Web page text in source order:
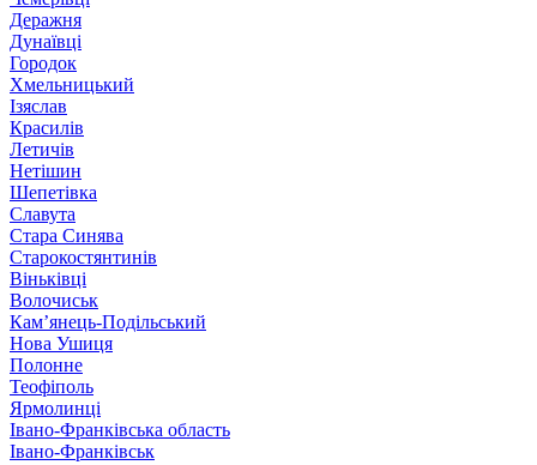
Деражня
Дунаївці
Городок
Хмельницький
Ізяслав
Красилів
Летичів
Нетішин
Шепетівка
Славута
Стара Синява
Старокостянтинів
Віньківці
Волочиськ
Кам’янець-Подільський
Нова Ушиця
Полонне
Теофіполь
Ярмолинці
Івано-Франківська область
Івано-Франківськ